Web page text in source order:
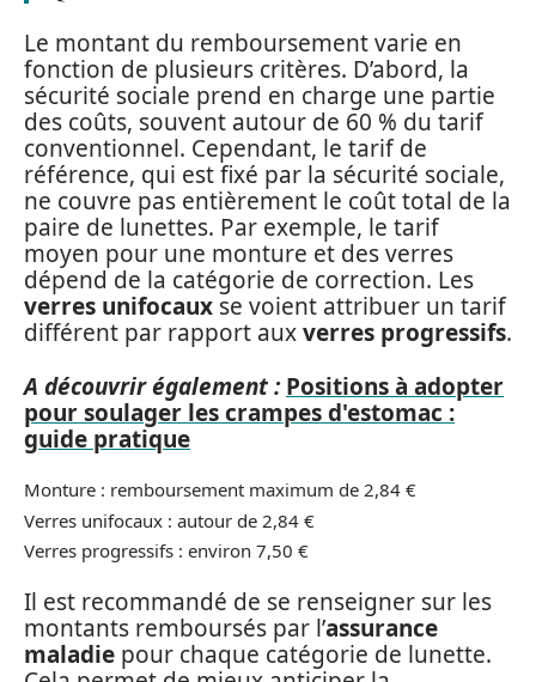
Le montant du remboursement varie en
fonction de plusieurs critères. D’abord, la
sécurité sociale prend en charge une partie
des coûts, souvent autour de 60 % du tarif
conventionnel. Cependant, le tarif de
référence, qui est fixé par la sécurité sociale,
ne couvre pas entièrement le coût total de la
paire de lunettes. Par exemple, le tarif
moyen pour une monture et des verres
dépend de la catégorie de correction. Les
verres unifocaux se voient attribuer un tarif
différent par rapport auxverres progressifs.
A découvrir également : Positions à adopter
pour soulager les crampes d'estomac :
guide pratique
Monture : remboursement maximum de 2,84 €
Verres unifocaux : autour de 2,84 €
Verres progressifs : environ 7,50 €
Il est recommandé de se renseigner sur les
montants remboursés par l’assurance
maladie pour chaque catégorie de lunette.